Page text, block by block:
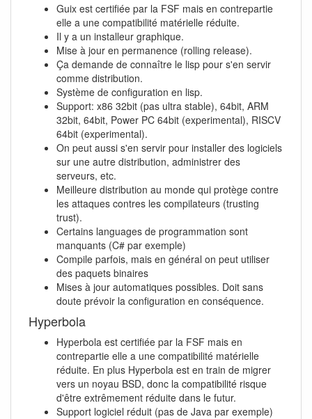
Guix est certifiée par la FSF mais en contrepartie
elle a une compatibilité matérielle réduite.
Il y a un installeur graphique.
Mise à jour en permanence (rolling release).
Ça demande de connaître le lisp pour s'en servir
comme distribution.
Système de configuration en lisp.
Support: x86 32bit (pas ultra stable), 64bit, ARM
32bit, 64bit, Power PC 64bit (experimental), RISCV
64bit (experimental).
On peut aussi s'en servir pour installer des logiciels
sur une autre distribution, administrer des
serveurs, etc.
Meilleure distribution au monde qui protège contre
les attaques contres les compilateurs (trusting
trust).
Certains languages de programmation sont
manquants (C# par exemple)
Compile parfois, mais en général on peut utiliser
des paquets binaires
Mises à jour automatiques possibles. Doit sans
doute prévoir la configuration en conséquence.
Hyperbola
Hyperbola est certifiée par la FSF mais en
contrepartie elle a une compatibilité matérielle
réduite. En plus Hyperbola est en train de migrer
vers un noyau BSD, donc la compatibilité risque
d'être extrêmement réduite dans le futur.
Support logiciel réduit (pas de Java par exemple)